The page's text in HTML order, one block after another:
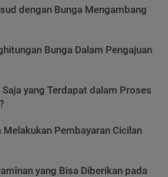
dengan Bunga Mengambang
Bunga Dalam Pengajuan
yang Terdapat dalam Proses
Melakukan Pembayaran Cicilan
yang Bisa Diberikan pada